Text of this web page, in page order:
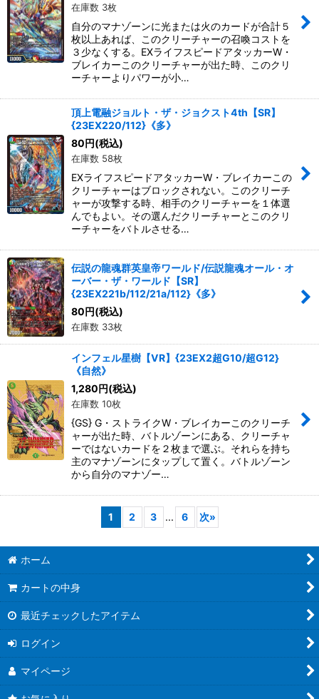
在庫数 3枚
自分のマナゾーンに光または火のカードが合計５
枚以上あれば、このクリーチャーの召喚コストを
３少なくする。EXライフスピードアタッカーW・
ブレイカーこのクリーチャーが出た時、このクリ
ーチャーよりパワーが小…
頂上電融ジョルト・ザ・ジョクスト4th【SR】
{23EX220/112}《多》
80円(税込)
在庫数 58枚
EXライフスピードアタッカーW・ブレイカーこの
クリーチャーはブロックされない。このクリーチ
ャーが攻撃する時、相手のクリーチャーを１体選
んでもよい。その選んだクリーチャーとこのクリ
ーチャーをバトルさせる…
伝説の龍魂群英皇帝ワールド/伝説龍魂オール・オ
ーバー・ザ・ワールド【SR】
{23EX221b/112/21a/112}《多》
80円(税込)
在庫数 33枚
インフェル星樹【VR】{23EX2超G10/超G12}
《自然》
1,280 円(税込)
在庫数 10枚
{GS} G・ストライクW・ブレイカーこのクリーチ
ャーが出た時、バトルゾーンにある、クリーチャ
ーではないカードを２枚まで選ぶ。それらを持ち
主のマナゾーンにタップして置く。バトルゾーン
から自分のマナゾー…
1 2 3 ... 6 次»
ホーム
カートの中身
最近チェックしたアイテム
ログイン
マイページ